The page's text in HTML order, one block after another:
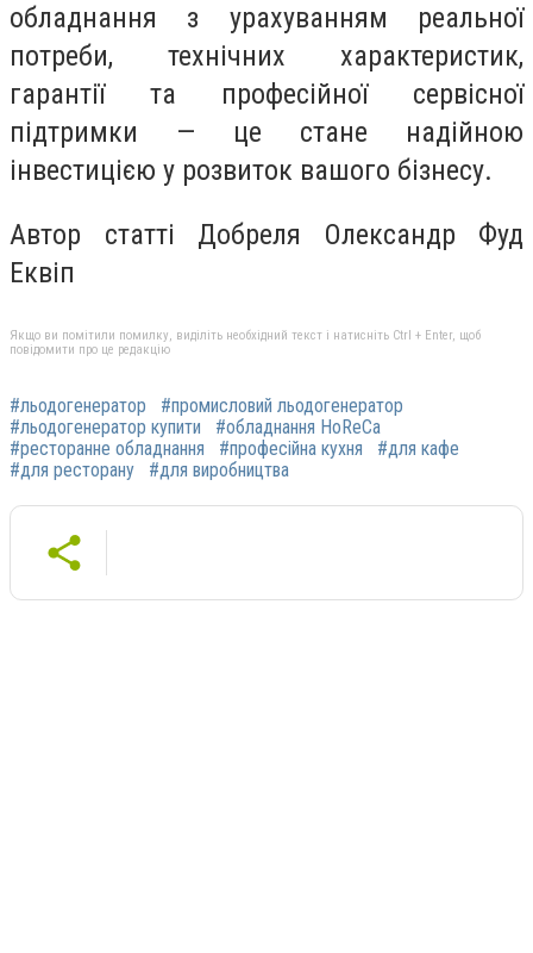
обладнання з урахуванням реальної
потреби, технічних характеристик,
гарантії та професійної сервісної
підтримки — це стане надійною
інвестицією у розвиток вашого бізнесу.
Автор статті Добреля Олександр Фуд
Еквіп
Якщо ви помітили помилку, виділіть необхідний текст і натисніть Ctrl + Enter, щоб
повідомити про це редакцію
#льодогенератор
#промисловий льодогенератор
#льодогенератор купити
#обладнання HoReCa
#ресторанне обладнання
#професійна кухня
#для кафе
#для ресторану
#для виробництва